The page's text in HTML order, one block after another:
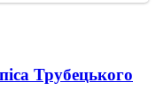
Трубецького